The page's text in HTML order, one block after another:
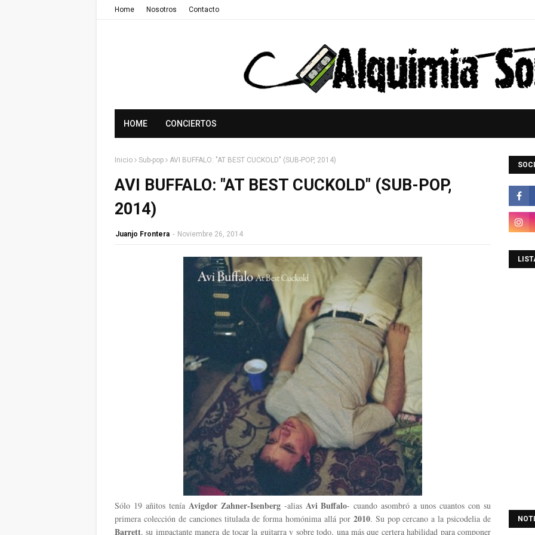
Home Nosotros Contacto
HOME CONCIERTOS
Inicio Sub-pop AVI BUFFALO: "AT BEST CUCKOLD" (SUB-POP, 2014)
AVI BUFFALO: "AT BEST CUCKOLD" (SUB-POP,
2014)
Juanjo Frontera - Noviembre 26, 2014
Sólo 19 añitos tenía Avigdor Zahner-Isenberg-alias Avi Buffalo- cuando asombró a unos cuantos con su
primera colección de canciones titulada de forma homónima allá por 2010. Su pop cercano a la psicodelia de
Barrett, su impactante manera de tocar la guitarra y sobre todo, una más que certera habilidad para componer